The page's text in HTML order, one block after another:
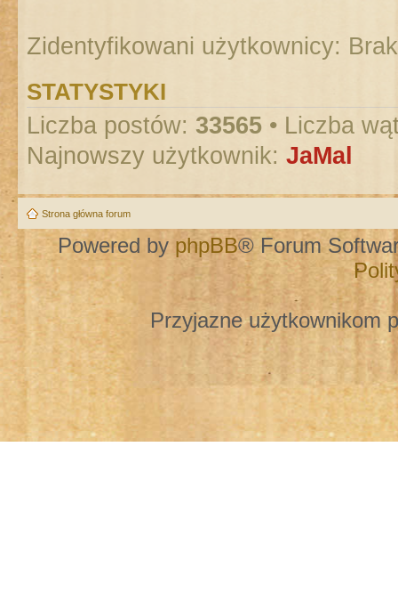
Zidentyfikowani użytkownicy:
STATYSTYKI
Liczba postów: 33565 • Liczba
Najnowszy użytkownik: JaMal
Strona główna forum
Powered by phpBB® Forum
Przyjazne użytkownikom